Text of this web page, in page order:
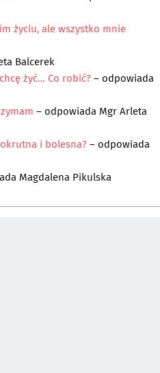
życiu, ale wszystko mnie
Balcerek
żyć… Co robić?– odpowiada
– odpowiada Mgr Arleta
i bolesna?– odpowiada
Magdalena Pikulska